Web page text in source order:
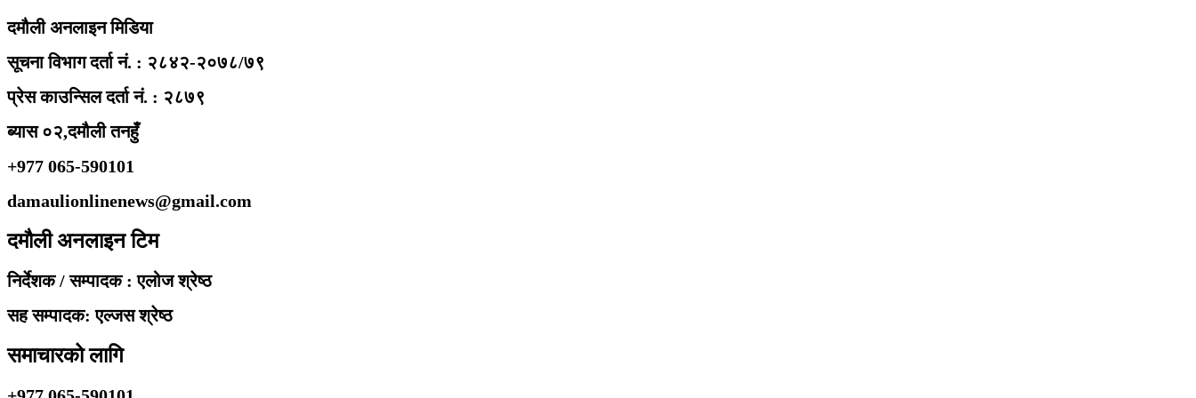
दमौली अनलाइन मिडिया
सूचना विभाग दर्ता नं. : २८४२-२०७८/७९
प्रेस काउन्सिल दर्ता नं. : २८७९
ब्यास ०२,दमौली तनहुँ
+977 065-590101
damaulionlinenews@gmail.com
दमौली अनलाइन टिम
निर्देशक / सम्पादक : एलोज श्रेष्ठ
सह सम्पादक: एल्जस श्रेष्ठ
समाचारको लागि